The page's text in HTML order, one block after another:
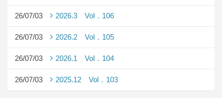
26/07/03 2026.3 Vol．106
26/07/03 2026.2 Vol．105
26/07/03 2026.1 Vol．104
26/07/03 2025.12 Vol．103